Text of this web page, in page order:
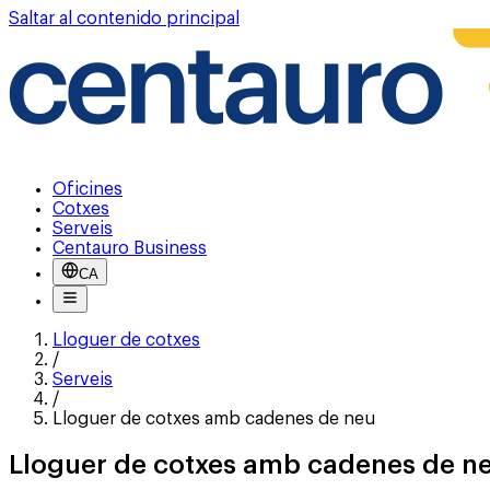
Saltar al contenido principal
Oficines
Cotxes
Serveis
Centauro Business
CA
Lloguer de cotxes
/
Serveis
/
Lloguer de cotxes amb cadenes de neu
Lloguer de cotxes amb cadenes de